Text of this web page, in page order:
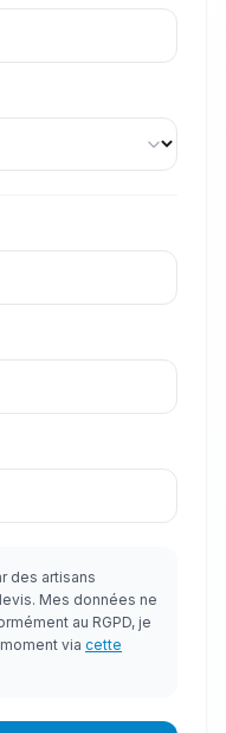
des artisans
Mes données ne
au RGPD, je
via cette